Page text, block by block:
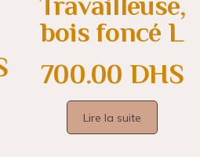
Travailleuse,
bois foncé L
700.00 DHS
Lire la suite